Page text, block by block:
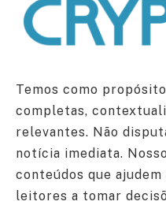
Temos como
completas,
relevantes. Não
notícia imediata.
conteúdos que
leitores a tomar